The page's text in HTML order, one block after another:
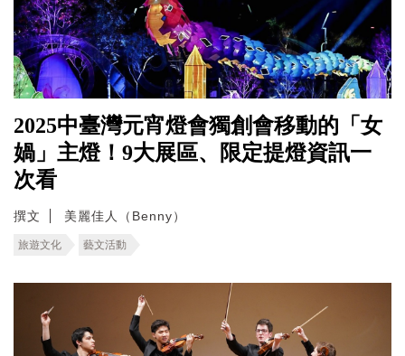
2025中臺灣元宵燈會獨創會移動的「女
媧」主燈！9大展區、限定提燈資訊一
次看
撰文 美麗佳人（Benny）
旅遊文化 藝文活動